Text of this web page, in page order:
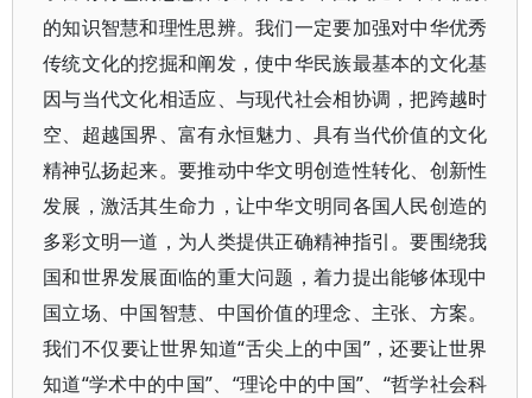
的知识智慧和理性思辨。我们一定要加强对中华优秀
传统文化的挖掘和阐发，使中华民族最基本的文化基
因与当代文化相适应、与现代社会相协调，把跨越时
空、超越国界、富有永恒魅力、具有当代价值的文化
精神弘扬起来。要推动中华文明创造性转化、创新性
发展，激活其生命力，让中华文明同各国人民创造的
多彩文明一道，为人类提供正确精神指引。要围绕我
国和世界发展面临的重大问题，着力提出能够体现中
国立场、中国智慧、中国价值的理念、主张、方案。
我们不仅要让世界知道“舌尖上的中国”，还要让世界
知道“学术中的中国”、“理论中的中国”、“哲学社会科